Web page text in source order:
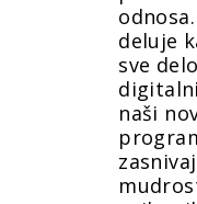
deluje
sve
naši